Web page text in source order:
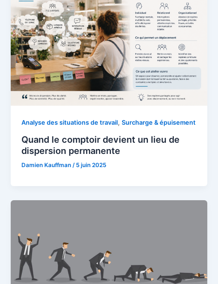
Analyse des situations de travail,Surcharge & épuisement
Quand le comptoir devient un lieu de
dispersion permanente
Damien Kauffman/ 5 juin 2025